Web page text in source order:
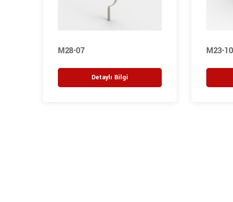
M28-07
Detaylı Bilgi
M23-10